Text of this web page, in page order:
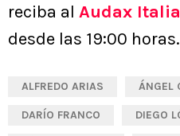
reciba al Audax
desde las 19:00 horas.
ALFREDO ARIAS ÁNGEL
DARÍO FRANCO DIEGO